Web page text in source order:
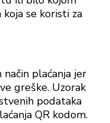
se koristi za
plaćanja jer
greške. Uzorak
podataka
QR kodom.